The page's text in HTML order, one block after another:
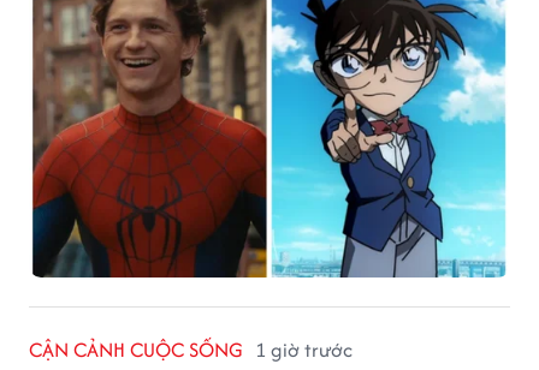
CẬN CẢNH CUỘC SỐNG 1 giờ trước